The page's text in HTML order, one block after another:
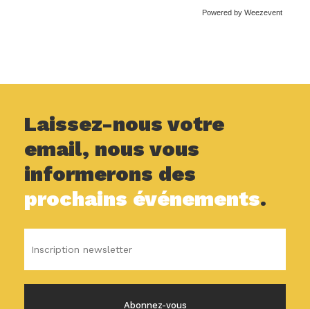
Powered by Weezevent
Laissez-nous votre
email, nous vous
informerons des
prochains événements.